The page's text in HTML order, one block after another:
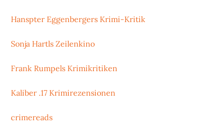
Hanspter Eggenbergers Krimi-Kritik
Sonja Hartls Zeilenkino
Frank Rumpels Krimikritiken
Kaliber .17 Krimirezensionen
crimereads